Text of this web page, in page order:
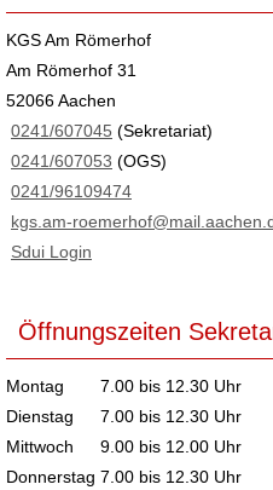
KGS Am Römerhof
Am Römerhof 31
52066 Aachen
0241/607045 (Sekretariat)
0241/607053 (OGS)
0241/96109474
kgs.am-
Sdui Login
Öffnungszeiten
Montag
7.00 bis 12.30 Uhr
Dienstag
7.00 bis 12.30 Uhr
Mittwoch
9.00 bis 12.00 Uhr
Donnerstag 7.00 bis 12.30 Uhr